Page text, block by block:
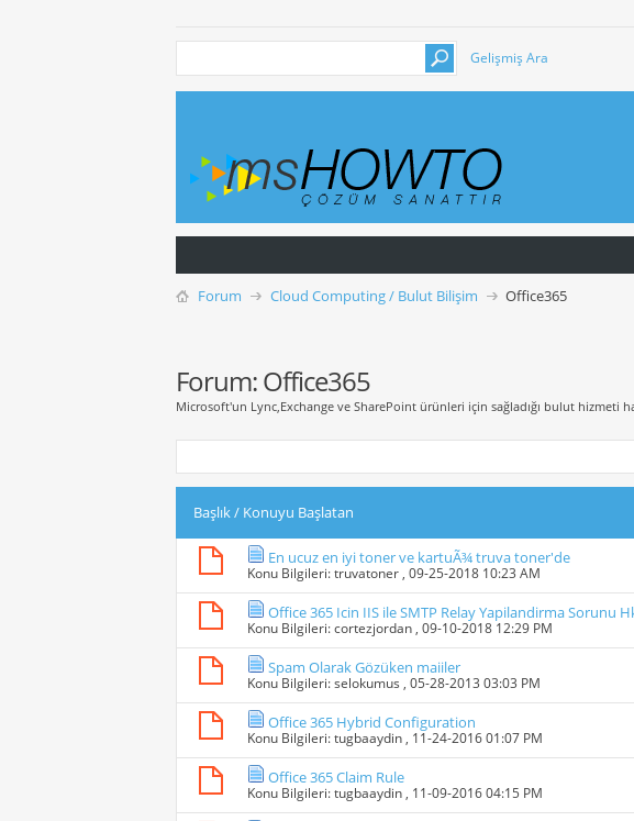
Gelişmiş Ara
Forum Cloud Computing / Bulut Bilişim Office365
Forum:Office365
Microsoft'un Lync,Exchange ve SharePoint ürünleri için sağladığı bulut hizmeti
Başlık/ Konuyu Başlatan
En ucuz en iyi toner ve kartuÃ¾ truva toner'de
Konu Bilgileri:truvatoner , 09-25-2018 10:23 AM
Office 365 Icin IIS ile SMTP Relay Yapilandirma Sorunu
Konu Bilgileri:cortezjordan , 09-10-2018 12:29 PM
Spam Olarak Gözüken maiiler
Konu Bilgileri:selokumus , 05-28-2013 03:03 PM
Office 365 Hybrid Configuration
Konu Bilgileri:tugbaaydin , 11-24-2016 01:07 PM
Office 365 Claim Rule
Konu Bilgileri:tugbaaydin , 11-09-2016 04:15 PM